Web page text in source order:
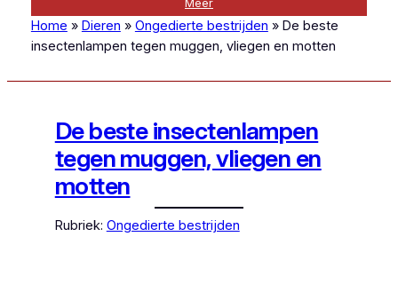
Meer
Home » Dieren » Ongedierte bestrijden »De beste
insectenlampen tegen muggen, vliegen en motten
De beste insectenlampen
tegen muggen, vliegen en
motten
Rubriek: Ongedierte bestrijden